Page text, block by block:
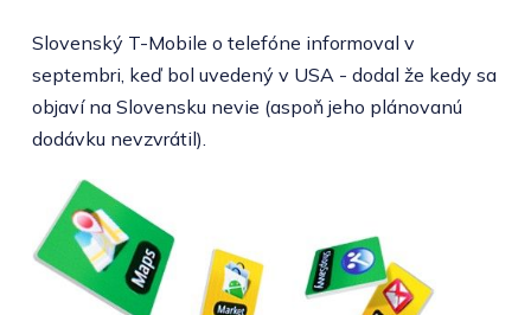
Slovenský T-Mobile o telefóne informoval v
septembri, keď bol uvedený v USA - dodal že kedy sa
objaví na Slovensku nevie (aspoň jeho plánovanú
dodávku nevzvrátil).